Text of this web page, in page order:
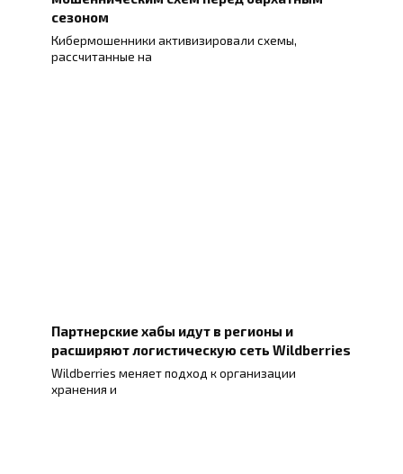
сезоном
Кибермошенники активизировали схемы,
рассчитанные на
Партнерские хабы идут в регионы и
расширяют логистическую сеть Wildberries
Wildberries меняет подход к организации
хранения и